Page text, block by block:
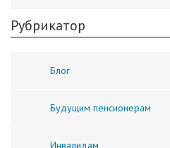
Рубрикатор
Блог
Будущим пенсионерам
Инвалидам